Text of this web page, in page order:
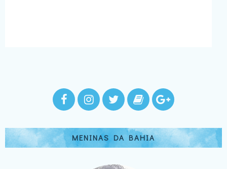
MENINAS DA BAHIA